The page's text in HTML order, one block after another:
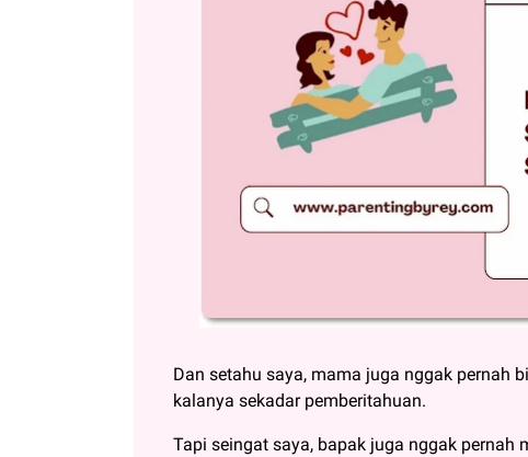
Dan setahu saya, mama juga nggak pernah
kalanya sekadar pemberitahuan.
Tapi seingat saya, bapak juga nggak pernah